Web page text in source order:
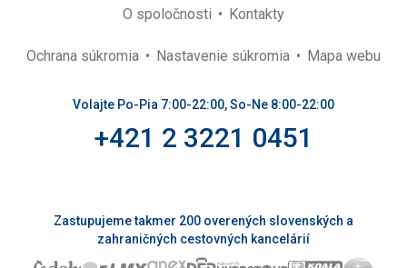
O spoločnosti
Kontakty
Ochrana súkromia Nastavenie súkromia Mapa webu
Volajte Po-Pia 7:00-22:00, So-Ne 8:00-22:00
+421 2 3221 0451
Zastupujeme takmer 200 overených slovenských a
zahraničných cestovných kancelárií